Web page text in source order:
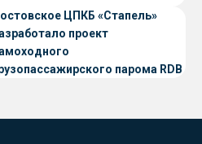
ЦПКБ «Стапель»
проект
парома RDB